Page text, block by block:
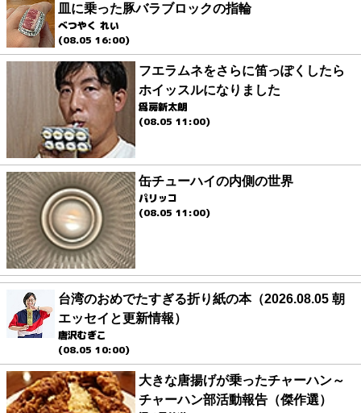
皿に乗った豚バラブロックの指輪
べつやく れい
(08.05 16:00)
フエラムネをさらに笛っぽくしたら
ホイッスルになりました
爲房新太朗
(08.05 11:00)
缶チューハイの内側の世界
パリッコ
(08.05 11:00)
台湾のおめでたすぎる折り紙の本（2026.08.05 朝
エッセイと更新情報）
唐沢むぎこ
(08.05 10:00)
大きな唐揚げが乗ったチャーハン～
チャーハン部活動報告（傑作選）